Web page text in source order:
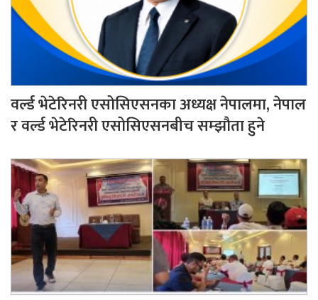
वर्ल्ड भेटेरिनरी एसोसिएसनका अध्यक्ष नेपालमा, नेपाल
र वर्ल्ड भेटेरिनरी एसोसिएसनबीच सम्झौता हुने